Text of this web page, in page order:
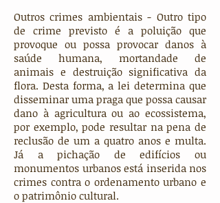
Outros crimes ambientais - Outro tipo
de crime previsto é a poluição que
provoque ou possa provocar danos à
saúde humana, mortandade de
animais e destruição significativa da
flora. Desta forma, a lei determina que
disseminar uma praga que possa causar
dano à agricultura ou ao ecossistema,
por exemplo, pode resultar na pena de
reclusão de um a quatro anos e multa.
Já a pichação de edifícios ou
monumentos urbanos está inserida nos
crimes contra o ordenamento urbano e
o patrimônio cultural.